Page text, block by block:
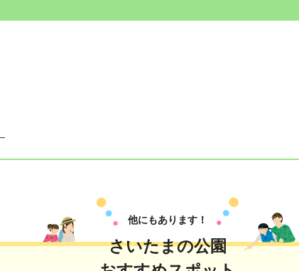
他にもあります！
さいたまの公園